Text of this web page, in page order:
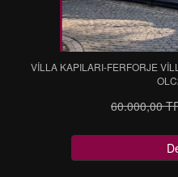
VİLLA KAPILARI-FERFORJE
60.000,00